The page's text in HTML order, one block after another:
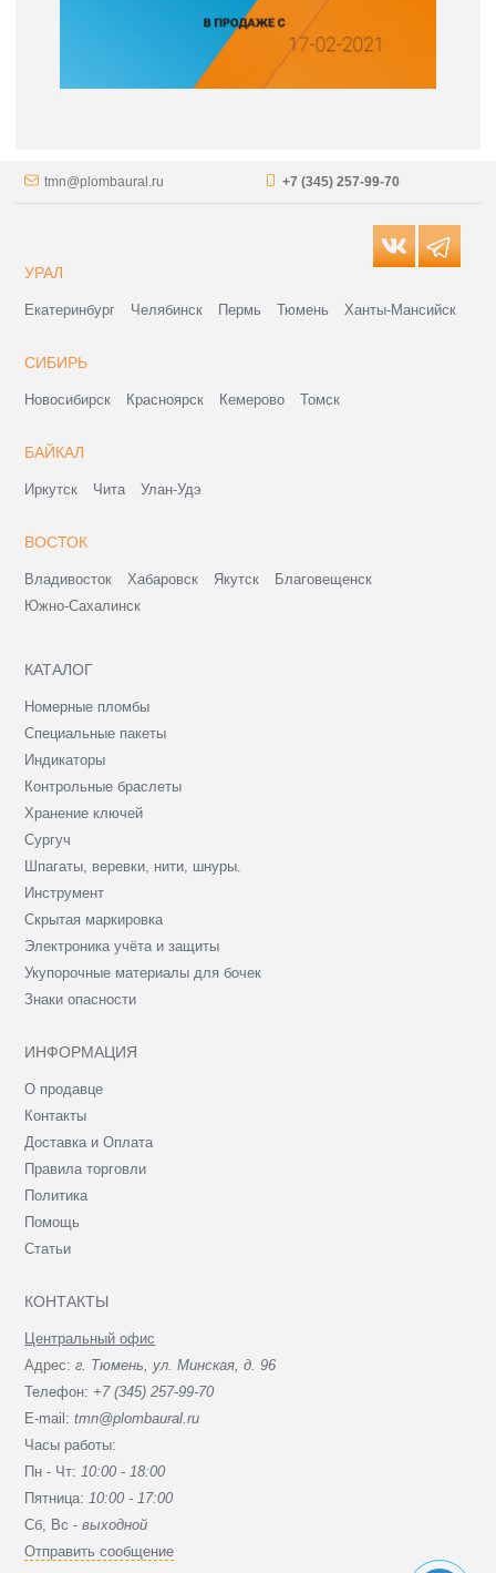
tmn@plombaural.ru +7 (345) 257-99-70
УРАЛ
Екатеринбург Челябинск Пермь Тюмень Ханты-Мансийск
СИБИРЬ
Новосибирск Красноярск Кемерово Томск
БАЙКАЛ
Иркутск Чита Улан-Удэ
ВОСТОК
Владивосток Хабаровск Якутск
Благовещенск
Южно-Сахалинск
КАТАЛОГ
Номерные пломбы
Специальные пакеты
Индикаторы
Контрольные браслеты
Хранение ключей
Сургуч
Шпагаты, веревки, нити, шнуры.
Инструмент
Скрытая маркировка
Электроника учёта и защиты
Укупорочные материалы для бочек
Знаки опасности
ИНФОРМАЦИЯ
О продавце
Контакты
Доставка и Оплата
Правила торговли
Политика
Помощь
Статьи
КОНТАКТЫ
Центральный офис
Адрес:г. Тюмень, ул. Минская, д. 96
Телефон: +7 (345) 257-99-70
E-mail:tmn@plombaural.ru
Часы работы:
Пн - Чт: 10:00 - 18:00
Пятница: 10:00 - 17:00
Сб, Вc -выходной
Отправить сообщение